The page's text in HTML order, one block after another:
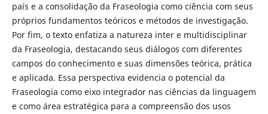
país e a consolidação da Fraseologia como ciência com seus
próprios fundamentos teóricos e métodos de investigação.
Por fim, o texto enfatiza a natureza inter e multidisciplinar
da Fraseologia, destacando seus diálogos com diferentes
campos do conhecimento e suas dimensões teórica, prática
e aplicada. Essa perspectiva evidencia o potencial da
Fraseologia como eixo integrador nas ciências da linguagem
e como área estratégica para a compreensão dos usos